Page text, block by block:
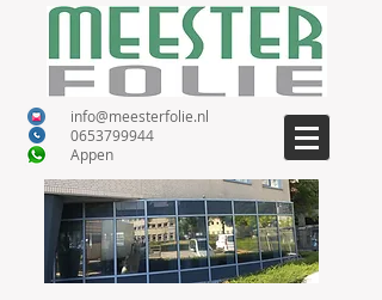
info@meesterfolie.nl
0653799944
Appen